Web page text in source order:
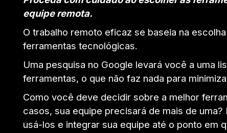
equipe remota.
O trabalho remoto eficaz se baseia na
ferramentas tecnológicas.
Uma pesquisa no Google levará você a uma
ferramentas, o que não faz nada para
Como você deve decidir sobre a melhor
casos, sua equipe precisará de mais de
usá-los e integrar sua equipe até o ponto em